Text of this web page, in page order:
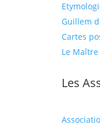
Guillem
Cartes
Le
Les